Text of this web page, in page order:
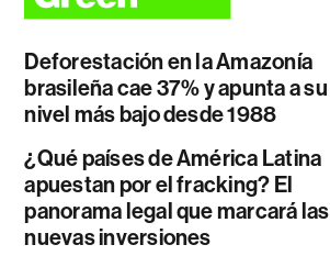
Deforestación en la Amazonía
brasileña cae 37% y apunta a su
nivel más bajo desde 1988
¿Qué países de América Latina
apuestan por el fracking? El
panorama legal que marcará las
nuevas inversiones